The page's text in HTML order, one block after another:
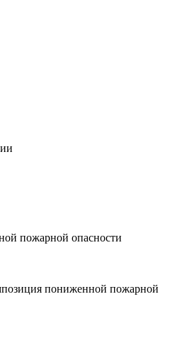
пожарной опасности
пониженной пожарной